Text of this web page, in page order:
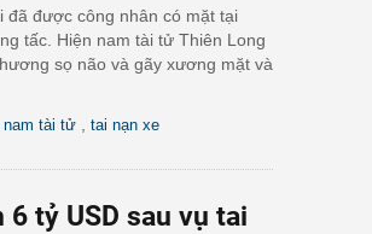
đã được công nhân có mặt tại
tấc. Hiện nam tài tử Thiên Long
sọ não và gãy xương mặt và
nam tài tử tai nạn xe
6 tỷ USD sau vụ tai